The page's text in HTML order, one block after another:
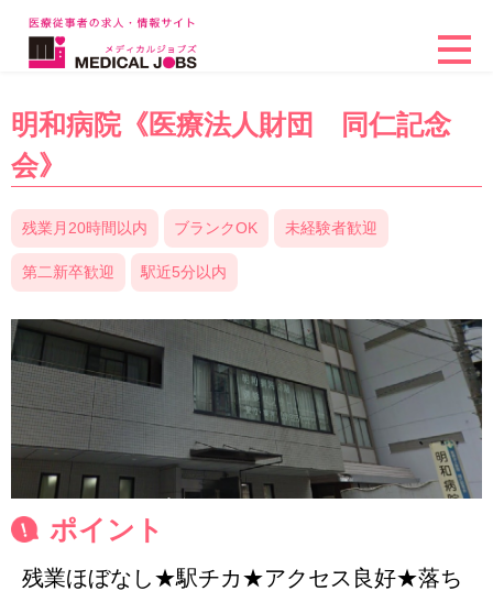
明和病院《医療法人財団 同仁記念
会》
残業月20時間以内 ブランクOK 未経験者歓迎
第二新卒歓迎 駅近5分以内
ポイント
残業ほぼなし★駅チカ★アクセス良好★落ち